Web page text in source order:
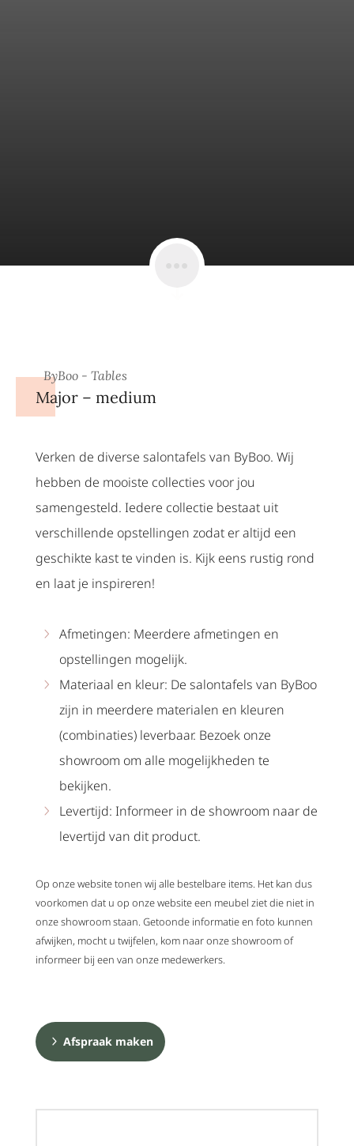
ByBoo - Tables
Major – medium
Verken de diverse salontafels van ByBoo. Wij
hebben de mooiste collecties voor jou
samengesteld. Iedere collectie bestaat uit
verschillende opstellingen zodat er altijd een
geschikte kast te vinden is. Kijk eens rustig rond
en laat je inspireren!
Afmetingen: Meerdere afmetingen en
opstellingen mogelijk.
Materiaal en kleur: De salontafels van ByBoo
zijn in meerdere materialen en kleuren
(combinaties) leverbaar. Bezoek onze
showroom om alle mogelijkheden te
bekijken.
Levertijd: Informeer in de showroom naar de
levertijd van dit product.
Op onze website tonen wij alle bestelbare items. Het kan dus
voorkomen dat u op onze website een meubel ziet die niet in
onze showroom staan. Getoonde informatie en foto kunnen
afwijken, mocht u twijfelen, kom naar onze showroom of
informeer bij een van onze medewerkers.
Afspraak maken